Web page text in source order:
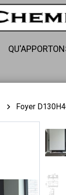
Foyer